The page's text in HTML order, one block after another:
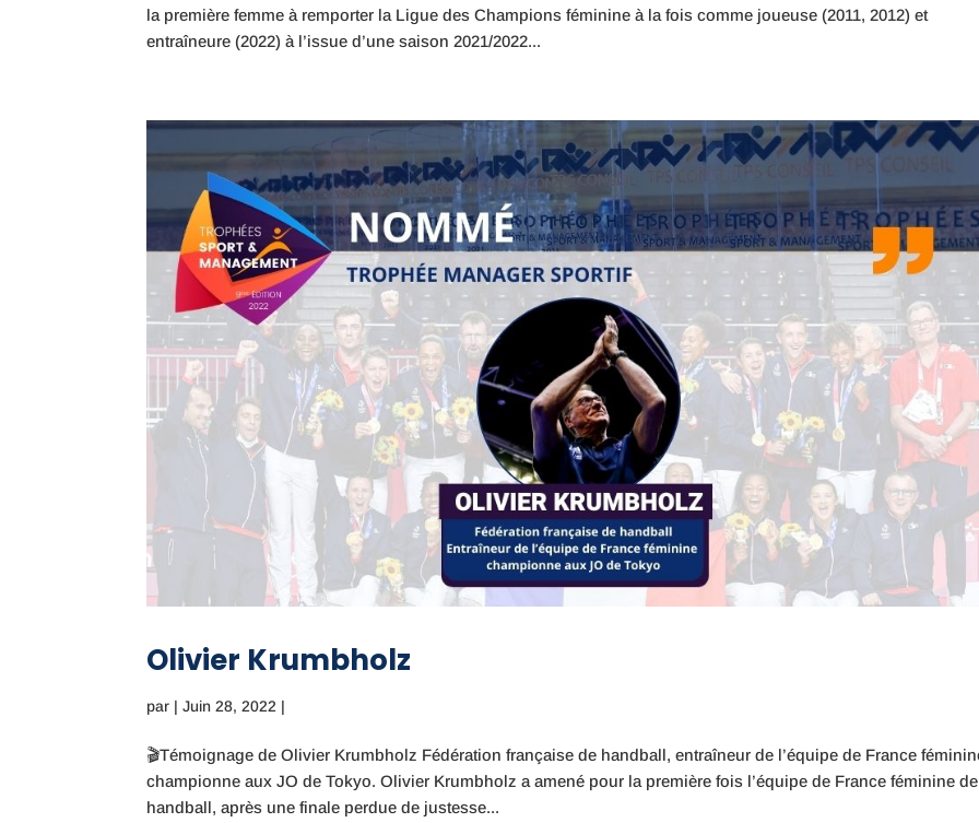
la première femme à remporter la Ligue des Champions féminine à la fois comme joueuse (2011, 2012) et
entraîneure (2022) à l’issue d’une saison 2021/2022...
Olivier Krumbholz
par |Juin 28, 2022 |
🎬Témoignage de Olivier Krumbholz Fédération française de handball, entraîneur de l’équipe de France
championne aux JO de Tokyo. Olivier Krumbholz a amené pour la première fois l’équipe de France féminine de
handball, après une finale perdue de justesse...